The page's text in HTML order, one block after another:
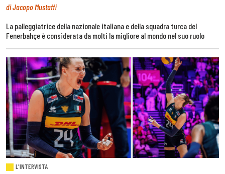
di Jacopo Mustaffi
La palleggiatrice della nazionale italiana e della squadra turca del
Fenerbahçe è considerata da molti la migliore al mondo nel suo ruolo
L'INTERVISTA